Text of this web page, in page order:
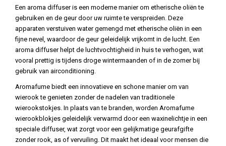
Een aroma diffuser is een moderne manier om etherische oliën te
gebruiken en de geur door uw ruimte te verspreiden. Deze
apparaten verstuiven water gemengd met etherische oliën in een
fijne nevel, waardoor de geur geleidelijk vrijkomt in de lucht. Een
aroma diffuser helpt de luchtvochtigheid in huis te verhogen, wat
vooral prettig is tijdens droge wintermaanden of in de zomer bij
gebruik van airconditioning.
Aromafume biedt een innovatieve en schone manier om van
wierook te genieten zonder de nadelen van traditionele
wierookstokjes. In plaats van te branden, worden Aromafume
wierookblokjes geleidelijk verwarmd door een waxinelichtje in een
speciale diffuser, wat zorgt voor een gelijkmatige geurafgifte
zonder rook, as of vervuiling. Dit maakt het ideaal voor mensen die